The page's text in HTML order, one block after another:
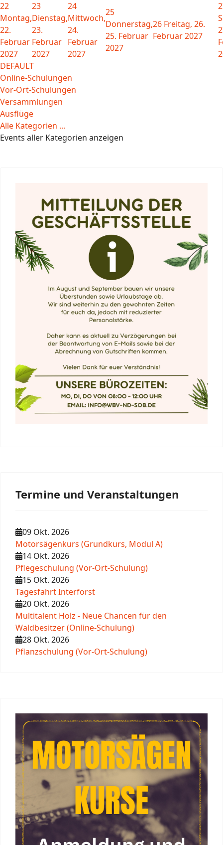
22
Montag,
22.
Februar
2027
23
Dienstag,
23.
Februar
2027
24
Mittwoch,
24.
Februar
2027
25
Donnerstag,
25. Februar
2027
26 Freitag, 26.
Februar 2027
DEFAULT
Online-Schulungen
Vor-Ort-Schulungen
Versammlungen
Ausflüge
Alle Kategorien ...
Events aller Kategorien anzeigen
Termine und Veranstaltungen
09 Okt. 2026
Motorsägenkurs (Grundkurs, Modul A)
14 Okt. 2026
Pflegeschulung (Vor-Ort-Schulung)
15 Okt. 2026
Tagesfahrt Interforst
20 Okt. 2026
Multitalent Holz - Neue Chancen für den
Waldbesitzer (Online-Schulung)
28 Okt. 2026
Pflanzschulung (Vor-Ort-Schulung)